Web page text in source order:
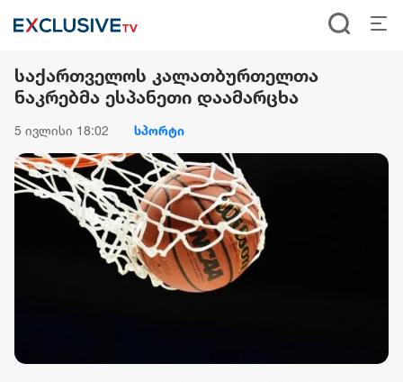
საქართველოს კალათბურთელთა
ნაკრებმა ესპანეთი დაამარცხა
5 ივლისი 18:02 სპორტი